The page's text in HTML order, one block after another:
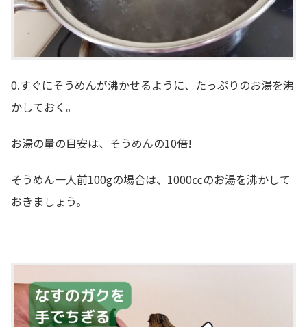
0.すぐにそうめんが沸かせるように、たっぷりのお湯を沸
かしておく。
お湯の量の目安は、そうめんの10倍!
そうめん一人前100gの場合は、1000㏄のお湯を沸かして
おきましょう。